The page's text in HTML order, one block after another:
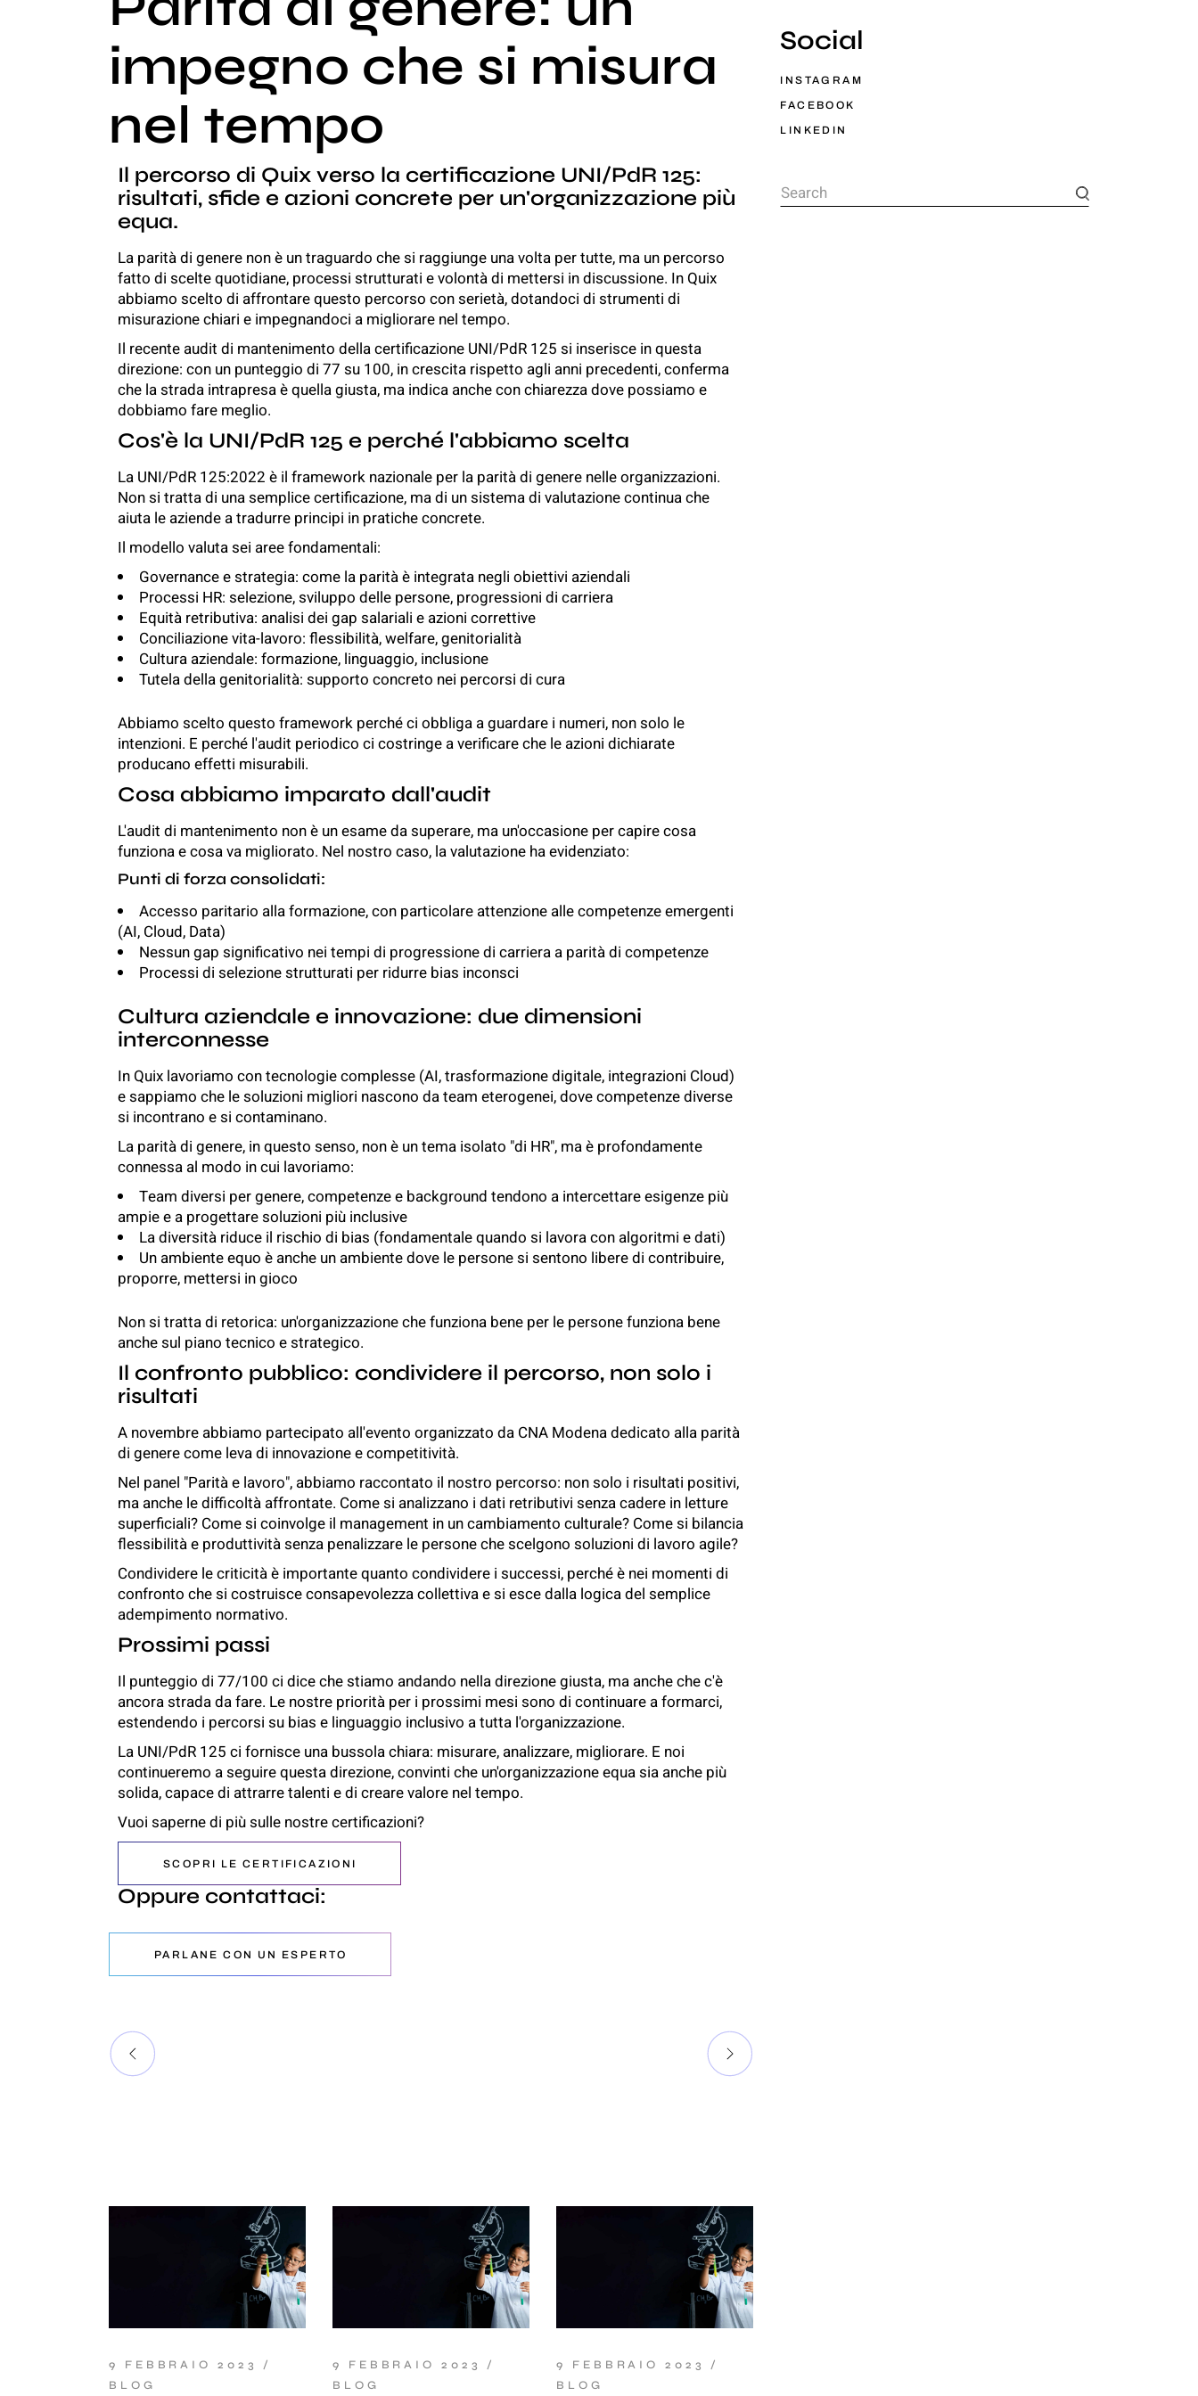
impegno che si misura
nel tempo
Il percorso di Quix verso la certificazione UNI/PdR 125:
risultati, sfide e azioni concrete per un'organizzazione più
equa.
La parità di genere non è un traguardo che si raggiunge una volta per tutte, ma un percorso
fatto di scelte quotidiane, processi strutturati e volontà di mettersi in discussione. In Quix
abbiamo scelto di affrontare questo percorso con serietà, dotandoci di strumenti di
misurazione chiari e impegnandoci a migliorare nel tempo.
Il recente audit di mantenimento della certificazione UNI/PdR 125 si inserisce in questa
direzione: con un punteggio di 77 su 100, in crescita rispetto agli anni precedenti, conferma
che la strada intrapresa è quella giusta, ma indica anche con chiarezza dove possiamo e
dobbiamo fare meglio.
Cos'è la UNI/PdR 125 e perché l'abbiamo scelta
La UNI/PdR 125:2022 è il framework nazionale per la parità di genere nelle organizzazioni.
Non si tratta di una semplice certificazione, ma di un sistema di valutazione continua che
aiuta le aziende a tradurre principi in pratiche concrete.
Il modello valuta sei aree fondamentali:
Governance e strategia: come la parità è integrata negli obiettivi aziendali
Processi HR: selezione, sviluppo delle persone, progressioni di carriera
Equità retributiva: analisi dei gap salariali e azioni correttive
Conciliazione vita-lavoro: flessibilità, welfare, genitorialità
Cultura aziendale: formazione, linguaggio, inclusione
Tutela della genitorialità: supporto concreto nei percorsi di cura
Abbiamo scelto questo framework perché ci obbliga a guardare i numeri, non solo le
intenzioni. E perché l'audit periodico ci costringe a verificare che le azioni dichiarate
producano effetti misurabili.
Cosa abbiamo imparato dall'audit
L'audit di mantenimento non è un esame da superare, ma un'occasione per capire cosa
funziona e cosa va migliorato. Nel nostro caso, la valutazione ha evidenziato:
Punti di forza consolidati:
Accesso paritario alla formazione, con particolare attenzione alle competenze emergenti
(AI, Cloud, Data)
Nessun gap significativo nei tempi di progressione di carriera a parità di competenze
Processi di selezione strutturati per ridurre bias inconsci
Cultura aziendale e innovazione: due dimensioni
interconnesse
In Quix lavoriamo con tecnologie complesse (AI, trasformazione digitale, integrazioni Cloud)
e sappiamo che le soluzioni migliori nascono da team eterogenei, dove competenze diverse
si incontrano e si contaminano.
La parità di genere, in questo senso, non è un tema isolato "di HR", ma è profondamente
connessa al modo in cui lavoriamo:
Team diversi per genere, competenze e background tendono a intercettare esigenze più
ampie e a progettare soluzioni più inclusive
La diversità riduce il rischio di bias (fondamentale quando si lavora con algoritmi e dati)
Un ambiente equo è anche un ambiente dove le persone si sentono libere di contribuire,
proporre, mettersi in gioco
Non si tratta di retorica: un'organizzazione che funziona bene per le persone funziona bene
anche sul piano tecnico e strategico.
Il confronto pubblico: condividere il percorso, non solo i
risultati
A novembre abbiamo partecipato all'evento organizzato da CNA Modena dedicato alla parità
di genere come leva di innovazione e competitività.
Nel panel "Parità e lavoro", abbiamo raccontato il nostro percorso: non solo i risultati positivi,
ma anche le difficoltà affrontate. Come si analizzano i dati retributivi senza cadere in letture
superficiali? Come si coinvolge il management in un cambiamento culturale? Come si bilancia
flessibilità e produttività senza penalizzare le persone che scelgono soluzioni di lavoro agile?
Condividere le criticità è importante quanto condividere i successi, perché è nei momenti di
confronto che si costruisce consapevolezza collettiva e si esce dalla logica del semplice
adempimento normativo.
Prossimi passi
Il punteggio di 77/100 ci dice che stiamo andando nella direzione giusta, ma anche che c'è
ancora strada da fare. Le nostre priorità per i prossimi mesi sono di continuare a formarci,
estendendo i percorsi su bias e linguaggio inclusivo a tutta l'organizzazione.
La UNI/PdR 125 ci fornisce una bussola chiara: misurare, analizzare, migliorare. E noi
continueremo a seguire questa direzione, convinti che un'organizzazione equa sia anche più
solida, capace di attrarre talenti e di creare valore nel tempo.
Vuoi saperne di più sulle nostre certificazioni?
SCOPRI LE CERTIFICAZIONI
Oppure contattaci:
PARLANE CON UN ESPERTO
9 FEBBRAIO 2023
BLOG
9 FEBBRAIO 2023
BLOG
9 FEBBRAIO 2023
BLOG
Social
INSTAGRAM
FACEBOOK
LINKEDIN